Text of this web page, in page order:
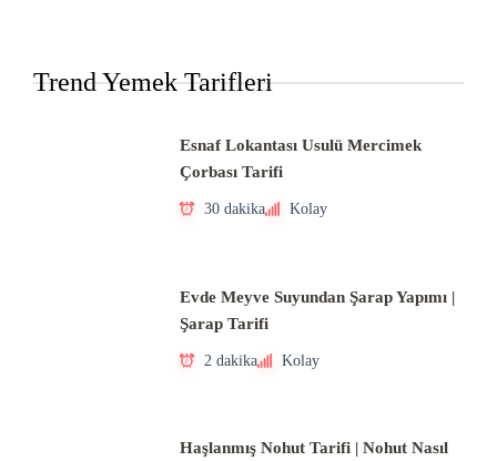
Trend Yemek Tarifleri
Esnaf Lokantası Usulü Mercimek
Çorbası Tarifi
30 dakika Kolay
Evde Meyve Suyundan Şarap Yapımı |
Şarap Tarifi
2 dakika Kolay
Haşlanmış Nohut Tarifi | Nohut Nasıl